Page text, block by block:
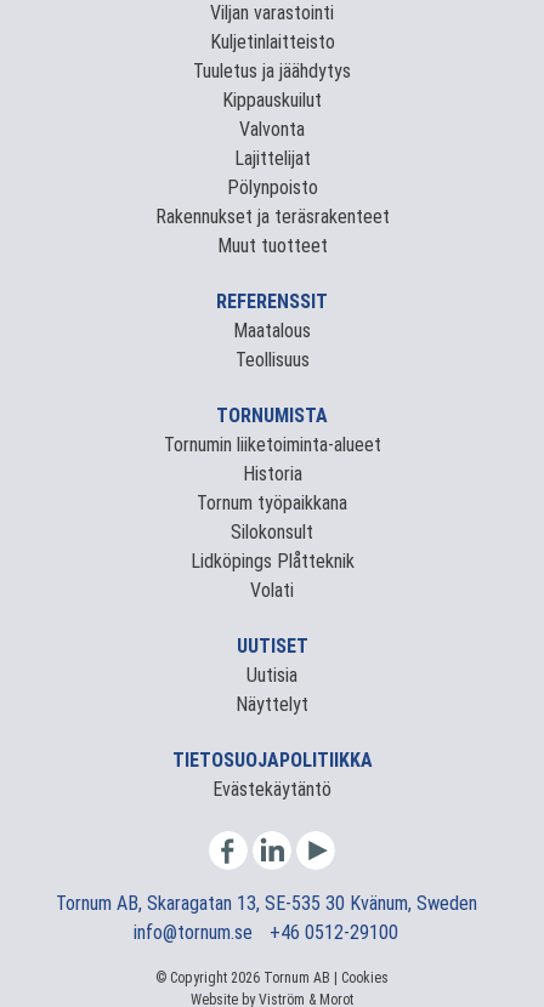
Viljan varastointi
Kuljetinlaitteisto
Tuuletus ja jäähdytys
Kippauskuilut
Valvonta
Lajittelijat
Pölynpoisto
Rakennukset ja teräsrakenteet
Muut tuotteet
REFERENSSIT
Maatalous
Teollisuus
TORNUMISTA
Tornumin liiketoiminta-alueet
Historia
Tornum työpaikkana
Silokonsult
Lidköpings Plåtteknik
Volati
UUTISET
Uutisia
Näyttelyt
TIETOSUOJAPOLITIIKKA
Evästekäytäntö
Tornum AB, Skaragatan 13, SE-535 30 Kvänum, Sweden
info@tornum.se
+46 0512-29100
© Copyright 2026 Tornum AB | Cookies
Website by Viström & Morot